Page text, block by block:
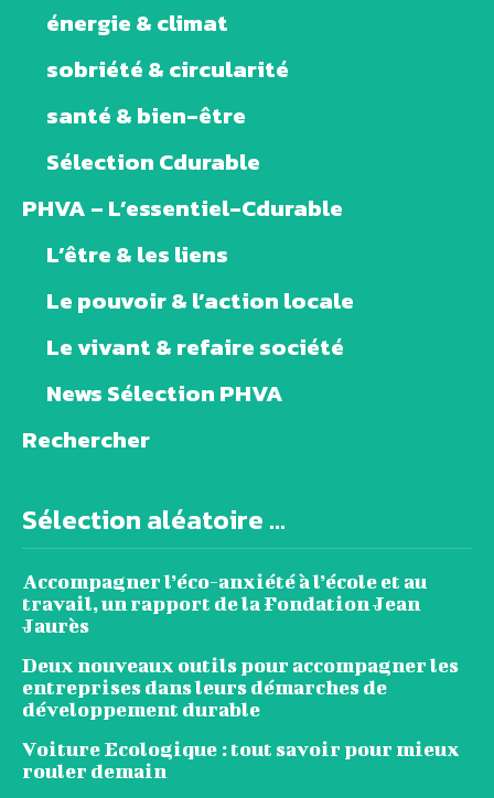
énergie & climat
sobriété & circularité
santé & bien-être
Sélection Cdurable
PHVA – L’essentiel-Cdurable
L’être & les liens
Le pouvoir & l’action locale
Le vivant & refaire société
News Sélection PHVA
Rechercher
Sélection aléatoire ...
Accompagner l’éco-anxiété à l’école et au
travail, un rapport de la Fondation Jean
Jaurès
Deux nouveaux outils pour accompagner les
entreprises dans leurs démarches de
développement durable
Voiture Ecologique : tout savoir pour mieux
rouler demain